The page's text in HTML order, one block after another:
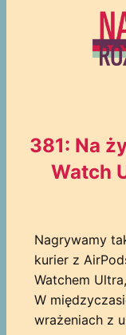
381: Na
Watch
Nagrywamy
kurier z
Watchem
W
wrażeniach z